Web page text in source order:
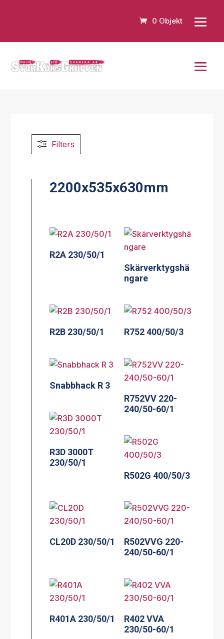
0 Objekt
Filters
2200x535x630mm
R2A 230/50/1
Skärverktygshä
ngare
R2B 230/50/1 R752 400/50/3
Snabbhack R 3
R752VV 220-
240/50-60/1
R3D 3000T
230/50/1
R502G 400/50/3
CL20D 230/50/1
R502VVG 220-
240/50-60/1
R401A 230/50/1
R402 VVA
230/50-60/1